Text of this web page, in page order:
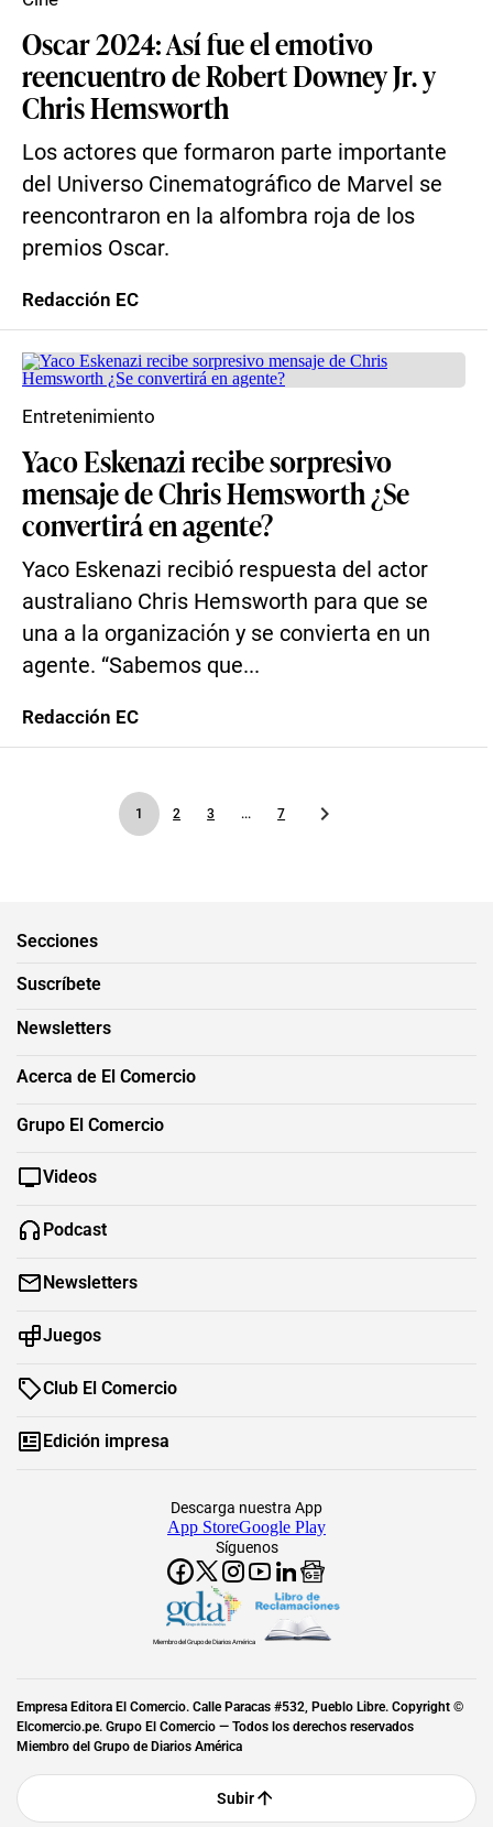
Oscar 2024: Así fue el emotivo
reencuentro de Robert Downey Jr. y
Chris Hemsworth
Los actores que formaron parte importante
del Universo Cinematográfico de Marvel se
reencontraron en la alfombra roja de los
premios Oscar.
Redacción EC
Yaco Eskenazi recibe sorpresivo
mensaje de Chris Hemsworth ¿Se
convertirá en agente?
Yaco Eskenazi recibió respuesta del actor
australiano Chris Hemsworth para que se
una a la organización y se convierta en un
agente. “Sabemos que...
Entretenimiento
Redacción EC
1 2 3 ... 7
Secciones
Suscríbete
Newsletters
Acerca de El Comercio
Grupo El Comercio
Videos
Podcast
Newsletters
Juegos
Club El Comercio
Edición impresa
Síguenos
Descarga nuestra App
App StoreGoogle Play
Miembro del Grupo de Diarios América
Empresa Editora El Comercio. Calle Paracas #532, Pueblo Libre. Copyright ©
Elcomercio.pe. Grupo El Comercio — Todos los derechos reservados
Miembro del Grupo de Diarios América
Subir